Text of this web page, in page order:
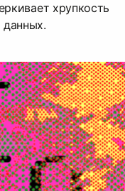
хрупкость